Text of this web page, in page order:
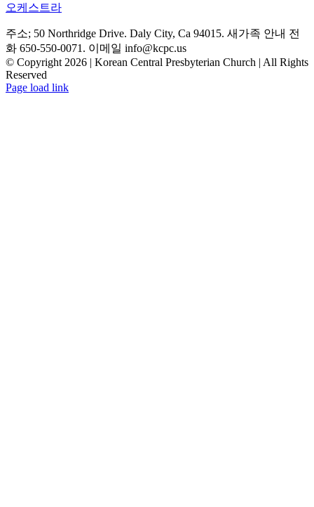
오케스트라
주소; 50 Northridge Drive. Daly City, Ca 94015. 새가족 안내 전
화 650-550-0071. 이메일 info@kcpc.us
© Copyright 2026 | Korean Central Presbyterian Church | All Rights
Reserved
YouTube
Facebook
Instagram
Page load link